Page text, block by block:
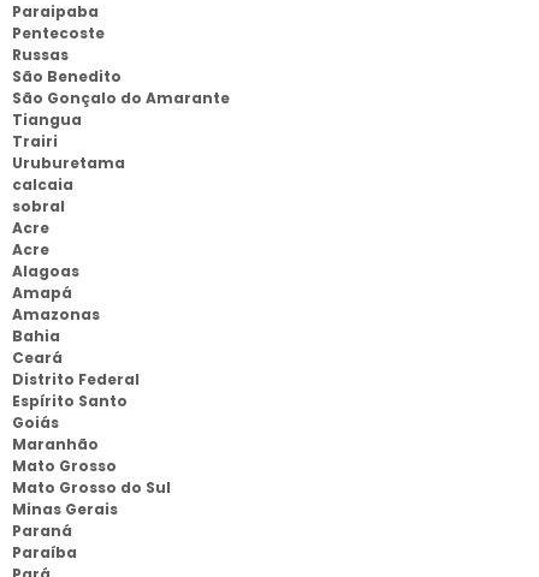
Paraipaba
Pentecoste
Russas
São Benedito
São Gonçalo do Amarante
Tiangua
Trairi
Uruburetama
calcaia
sobral
Acre
Acre
Alagoas
Amapá
Amazonas
Bahia
Ceará
Distrito Federal
Espírito Santo
Goiás
Maranhão
Mato Grosso
Mato Grosso do Sul
Minas Gerais
Paraná
Paraíba